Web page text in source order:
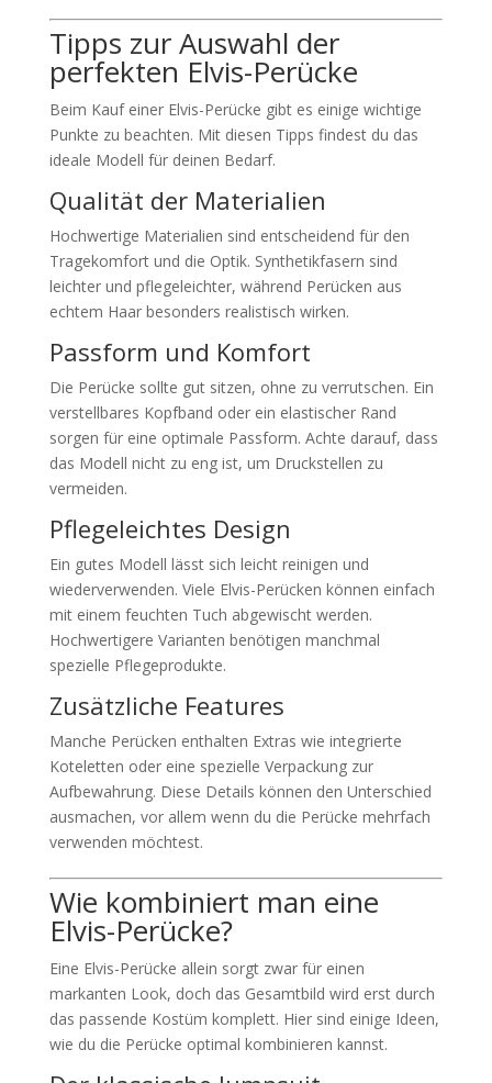
Tipps zur Auswahl der
perfekten Elvis-Perücke
Beim Kauf einer Elvis-Perücke gibt es einige wichtige
Punkte zu beachten. Mit diesen Tipps findest du das
ideale Modell für deinen Bedarf.
Qualität der Materialien
Hochwertige Materialien sind entscheidend für den
Tragekomfort und die Optik. Synthetikfasern sind
leichter und pflegeleichter, während Perücken aus
echtem Haar besonders realistisch wirken.
Passform und Komfort
Die Perücke sollte gut sitzen, ohne zu verrutschen. Ein
verstellbares Kopfband oder ein elastischer Rand
sorgen für eine optimale Passform. Achte darauf, dass
das Modell nicht zu eng ist, um Druckstellen zu
vermeiden.
Pflegeleichtes Design
Ein gutes Modell lässt sich leicht reinigen und
wiederverwenden. Viele Elvis-Perücken können einfach
mit einem feuchten Tuch abgewischt werden.
Hochwertigere Varianten benötigen manchmal
spezielle Pflegeprodukte.
Zusätzliche Features
Manche Perücken enthalten Extras wie integrierte
Koteletten oder eine spezielle Verpackung zur
Aufbewahrung. Diese Details können den Unterschied
ausmachen, vor allem wenn du die Perücke mehrfach
verwenden möchtest.
Wie kombiniert man eine
Elvis-Perücke?
Eine Elvis-Perücke allein sorgt zwar für einen
markanten Look, doch das Gesamtbild wird erst durch
das passende Kostüm komplett. Hier sind einige Ideen,
wie du die Perücke optimal kombinieren kannst.